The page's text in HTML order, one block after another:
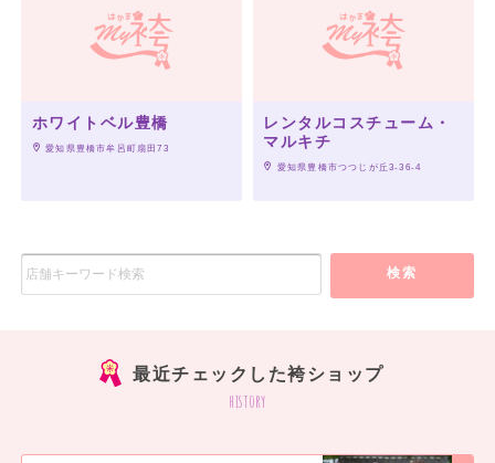
ホワイトベル豊橋
愛知県豊橋市牟呂町扇田73
レンタルコスチューム・
マルキチ
愛知県豊橋市つつじが丘3-36-4
検索
最近チェックした袴ショップ
history